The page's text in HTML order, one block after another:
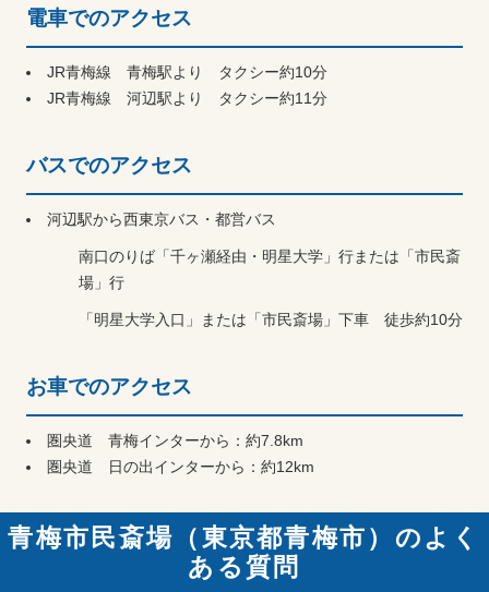
電車でのアクセス
JR青梅線 青梅駅より タクシー約10分
JR青梅線 河辺駅より タクシー約11分
バスでのアクセス
河辺駅から西東京バス・都営バス
南口のりば「千ヶ瀬経由・明星大学」行または「市民斎
場」行
「明星大学入口」または「市民斎場」下車 徒歩約10分
お車でのアクセス
圏央道 青梅インターから：約7.8km
圏央道 日の出インターから：約12km
青梅市民斎場（東京都青梅市）のよく
ある質問